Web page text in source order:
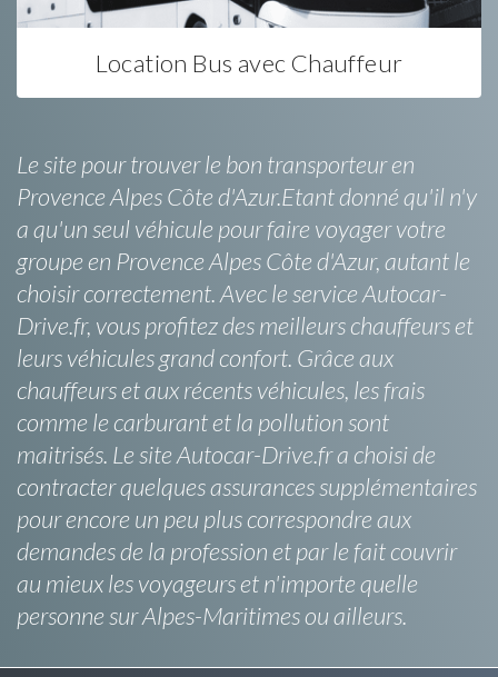
Location Bus avec Chauffeur
Le site pour trouver le bon transporteur en
Provence Alpes Côte d'Azur.Etant donné qu'il n'y
a qu'un seul véhicule pour faire voyager votre
groupe en Provence Alpes Côte d'Azur, autant le
choisir correctement. Avec le service Autocar-
Drive.fr, vous profitez des meilleurs chauffeurs et
leurs véhicules grand confort. Grâce aux
chauffeurs et aux récents véhicules, les frais
comme le carburant et la pollution sont
maitrisés. Le site Autocar-Drive.fr a choisi de
contracter quelques assurances supplémentaires
pour encore un peu plus correspondre aux
demandes de la profession et par le fait couvrir
au mieux les voyageurs et n'importe quelle
personne sur Alpes-Maritimes ou ailleurs.